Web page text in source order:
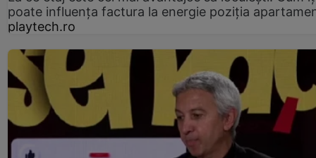
poate influența factura la energie poziția
playtech.ro